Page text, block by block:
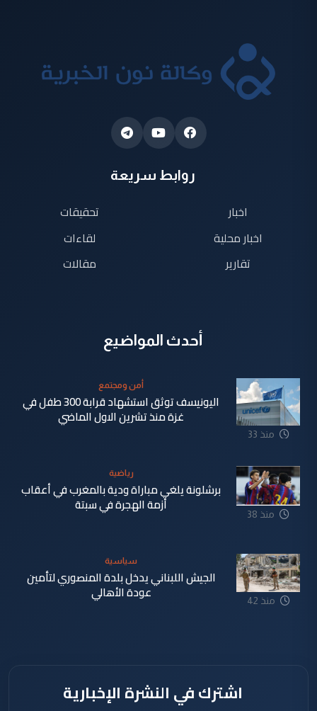
روابط سريعة
اخبار
اخبار محلية
تقارير
تحقيقات
لقاءات
مقالات
أحدث المواضيع
منذ 33
أمن ومجتمع
اليونيسف توثق استشهاد قرابة 300 طفل في
غزة منذ تشرين الاول الماضي
منذ 38
رياضية
برشلونة يلغي مباراة ودية بالمغرب في أعقاب
أزمة الهجرة في سبتة
منذ 42
سياسية
الجيش اللبناني يدخل بلدة المنصوري لتأمين
عودة الأهالي
اشترك في النشرة الإخبارية